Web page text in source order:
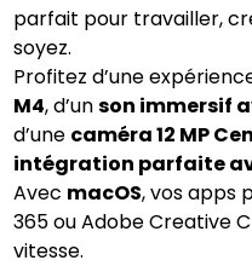
parfait pour travailler,
soyez.
Profitez d’une
M4, d’unson immersif
d’une caméra 12 MP
intégration parfaite
Avec macOS, vos apps
365 ou Adobe Creative
vitesse.